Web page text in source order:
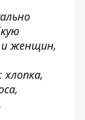
и женщин,